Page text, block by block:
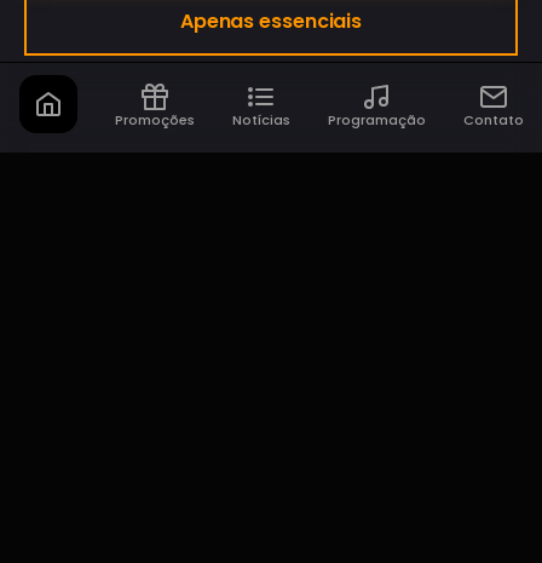
BAND FM POUSO ALEGRE
A SUA RÁDIO DO SEU JEITO!
Apenas essenciais
Promoções Notícias Programação Contato